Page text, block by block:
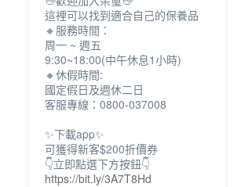
這裡可以找到適合自己的保養品
🔸服務時間：
周一 ~ 週五
9:30~18:00(中午休息1小時)
🔸休假時間:
國定假日及週休二日
客服專線：0800-037008
✨下載app✨
可獲得新客$200折價券
👇立即點選下方按鈕👇
https://bit.ly/3A7T8Hd